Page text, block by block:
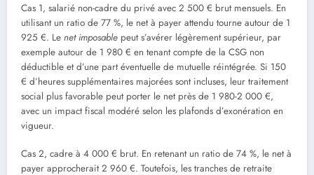
Cas 1, salarié non-cadre du privé avec 2 500 € brut mensuels. En
utilisant un ratio de 77 %, le net à payer attendu tourne autour de 1
925 €. Le net imposable peut s’avérer légèrement supérieur, par
exemple autour de 1 980 € en tenant compte de la CSG non
déductible et d’une part éventuelle de mutuelle réintégrée. Si 150
€ d’heures supplémentaires majorées sont incluses, leur traitement
social plus favorable peut porter le net près de 1 980-2 000 €,
avec un impact fiscal modéré selon les plafonds d’exonération en
vigueur.
Cas 2, cadre à 4 000 € brut. En retenant un ratio de 74 %, le net à
payer approcherait 2 960 €. Toutefois, les tranches de retraite